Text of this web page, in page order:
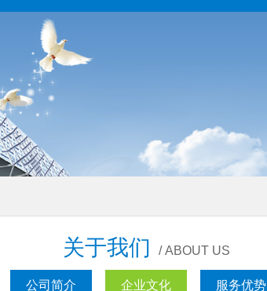
关于我们 / ABOUT US
公司简介 企业文化 服务优势